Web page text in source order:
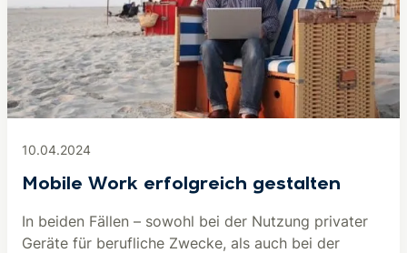
10.04.2024
Mobile Work erfolgreich gestalten
In beiden Fällen – sowohl bei der Nutzung privater
Geräte für berufliche Zwecke, als auch bei der